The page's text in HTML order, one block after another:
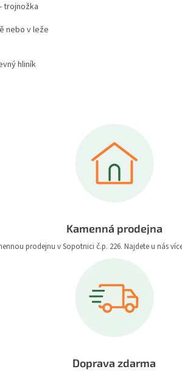
trojnožka
nebo v leže
hliník
Kamenná prodejna
prodejnu v Sopotnici č.p. 226. Najdete u nás
Doprava zdarma